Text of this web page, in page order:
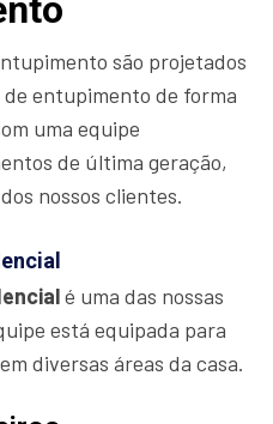
são projetados
entupimento de forma
uma equipe
de última geração,
nossos clientes.
é uma das nossas
está equipada para
diversas áreas da casa.